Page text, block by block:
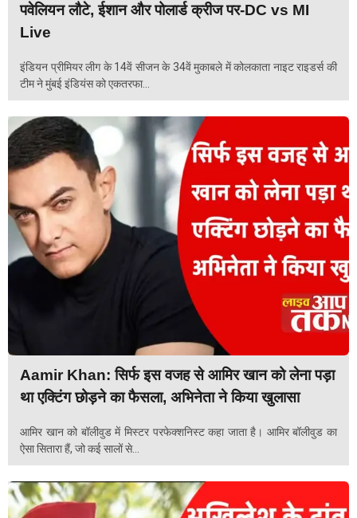
पवेलियन लौटे, ईशान और पोलार्ड क्रीज पर-DC vs MI
Live
इंडियन प्रीमियर लीग के 14वें सीजन के 34वें मुकाबले में कोलकाता नाइट राइडर्स की
टीम ने मुंबई इंडियंस को एकतरफा...
Aamir Khan: सिर्फ इस वजह से आमिर खान को लेना पड़ा
था एक्टिंग छोड़ने का फैसला, अभिनेता ने किया खुलासा
आमिर खान को बॉलीवुड में मिस्टर परफेक्शनिस्ट कहा जाता है। आमिर बॉलीवुड का
ऐसा सितारा हैं, जो कई सालों से...